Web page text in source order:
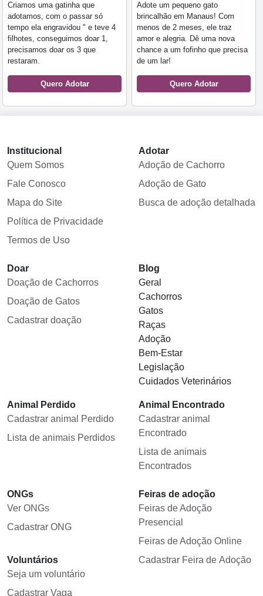
Criamos uma gatinha que
adotamos, com o passar só
tempo ela engravidou " e teve 4
filhotes, conseguimos doar 1,
precisamos doar os 3 que
restaram.
Quero Adotar
Adote um pequeno gato
brincalhão em Manaus! Com
menos de 2 meses, ele traz
amor e alegria. Dê uma nova
chance a um fofinho que precisa
de um lar!
Quero Adotar
Institucional
Quem Somos
Fale Conosco
Mapa do Site
Política de Privacidade
Termos de Uso
Adotar
Adoção de Cachorro
Adoção de Gato
Busca de adoção detalhada
Doar
Doação de Cachorros
Doação de Gatos
Cadastrar doação
Blog
Geral
Cachorros
Gatos
Raças
Adoção
Bem-Estar
Legislação
Cuidados Veterinários
Animal Perdido
Cadastrar animal Perdido
Lista de animais Perdidos
Animal Encontrado
Cadastrar animal
Encontrado
Lista de animais
Encontrados
ONGs
Ver ONGs
Cadastrar ONG
Voluntários
Seja um voluntário
Cadastrar Vaga
Feiras de adoção
Feiras de Adoção
Presencial
Feiras de Adoção Online
Cadastrar Feira de Adoção